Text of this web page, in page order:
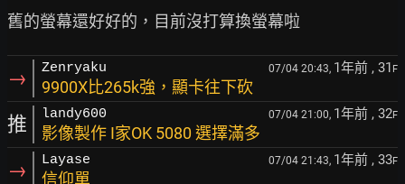
→ Zenryaku 07/04 20:43, 1年前 , 31 F
9900X比265k強，顯卡往下砍
推 landy600 07/04 21:00, 1年前 , 32F
影像製作 I家OK 5080 選擇滿多
→ Layase 07/04 21:43, 1年前 , 33F
信仰單